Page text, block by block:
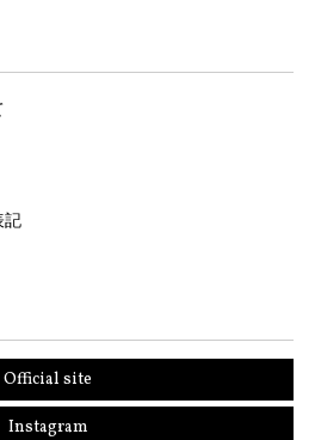
記
Official site
Instagram